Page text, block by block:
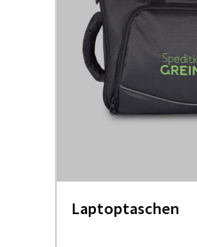
Laptoptaschen